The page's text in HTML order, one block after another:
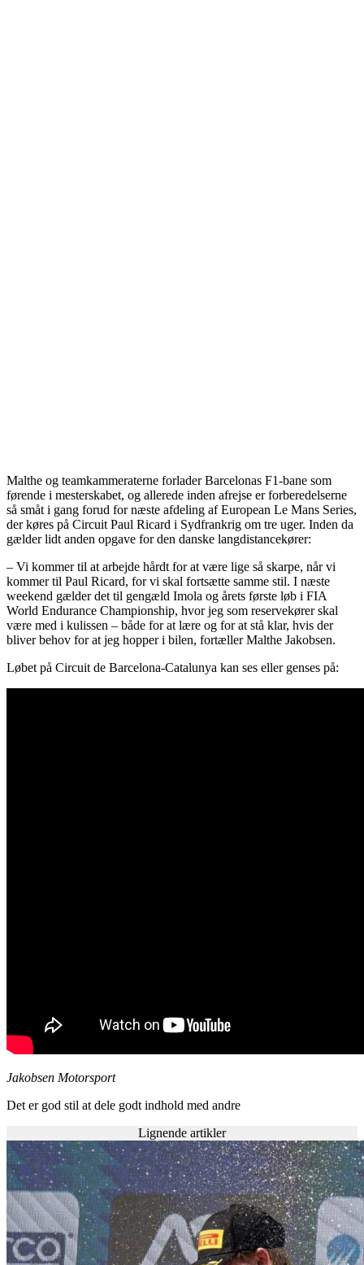
Malthe og teamkammeraterne forlader Barcelonas F1-bane som
førende i mesterskabet, og allerede inden afrejse er forberedelserne
så småt i gang forud for næste afdeling af European Le Mans Series,
der køres på Circuit Paul Ricard i Sydfrankrig om tre uger. Inden da
gælder lidt anden opgave for den danske langdistancekører:
– Vi kommer til at arbejde hårdt for at være lige så skarpe, når vi
kommer til Paul Ricard, for vi skal fortsætte samme stil. I næste
weekend gælder det til gengæld Imola og årets første løb i FIA
World Endurance Championship, hvor jeg som reservekører skal
være med i kulissen – både for at lære og for at stå klar, hvis der
bliver behov for at jeg hopper i bilen, fortæller Malthe Jakobsen.
Løbet på Circuit de Barcelona-Catalunya kan ses eller genses på:
Jakobsen Motorsport
Det er god stil at dele godt indhold med andre
Lignende artikler